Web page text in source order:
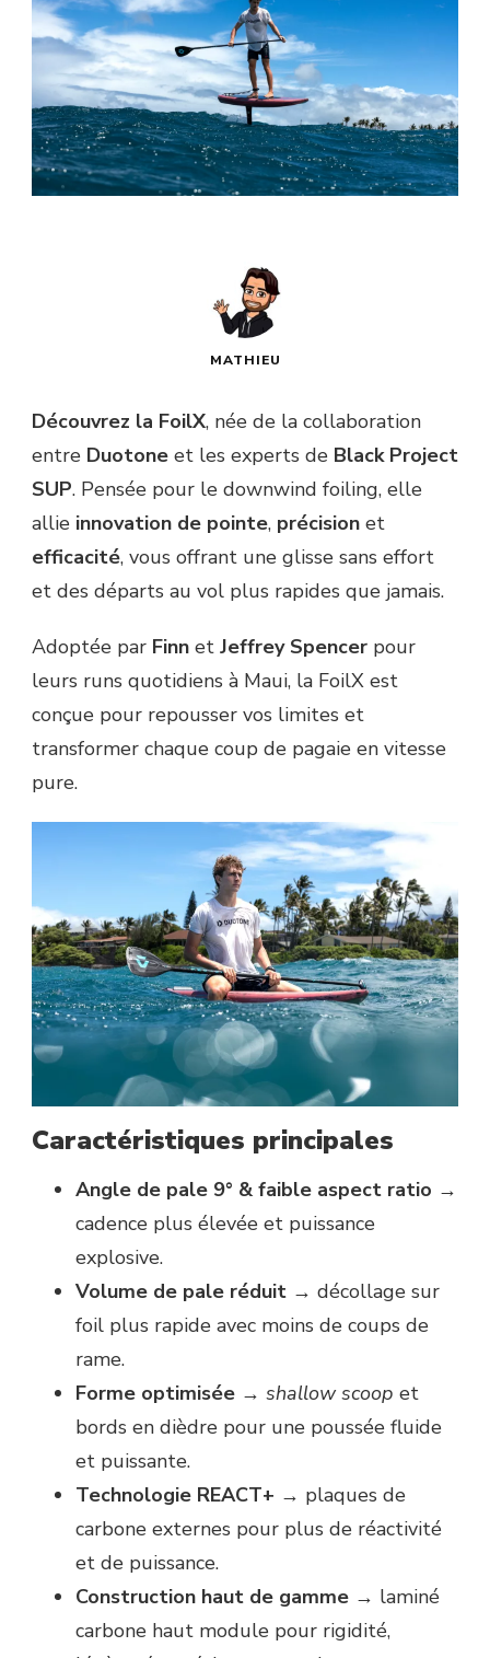
MATHIEU
Découvrez la FoilX, née de la collaboration
entre Duotone et les experts de Black Project
SUP. Pensée pour le downwind foiling, elle
allie innovation de pointe, précision et
efficacité, vous offrant une glisse sans effort
et des départs au vol plus rapides que jamais.
Adoptée par Finn et Jeffrey Spencer pour
leurs runs quotidiens à Maui, la FoilX est
conçue pour repousser vos limites et
transformer chaque coup de pagaie en vitesse
pure.
Caractéristiques principales
Angle de pale 9° & faible aspect ratio →
cadence plus élevée et puissance
explosive.
Volume de pale réduit → décollage sur
foil plus rapide avec moins de coups de
rame.
Forme optimisée → shallow scoop et
bords en dièdre pour une poussée fluide
et puissante.
Technologie REACT+ → plaques de
carbone externes pour plus de réactivité
et de puissance.
Construction haut de gamme → laminé
carbone haut module pour rigidité,